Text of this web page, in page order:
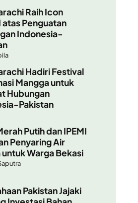
Raih Icon
Penguatan
Indonesia-
Hadiri Festival
Mangga untuk
Hubungan
Pakistan
Putih dan IPEMI
Penyaring Air
untuk Warga Bekasi
Pakistan Jajaki